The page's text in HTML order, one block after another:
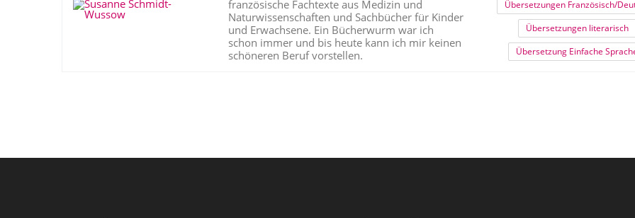
französische Fachtexte aus Medizin und
Naturwissenschaften und Sachbücher für Kinder
und Erwachsene. Ein Bücherwurm war ich
schon immer und bis heute kann ich mir keinen
schöneren Beruf vorstellen.
Übersetzungen Französisch/
Übersetzungen literarisch
Übersetzung Einfache